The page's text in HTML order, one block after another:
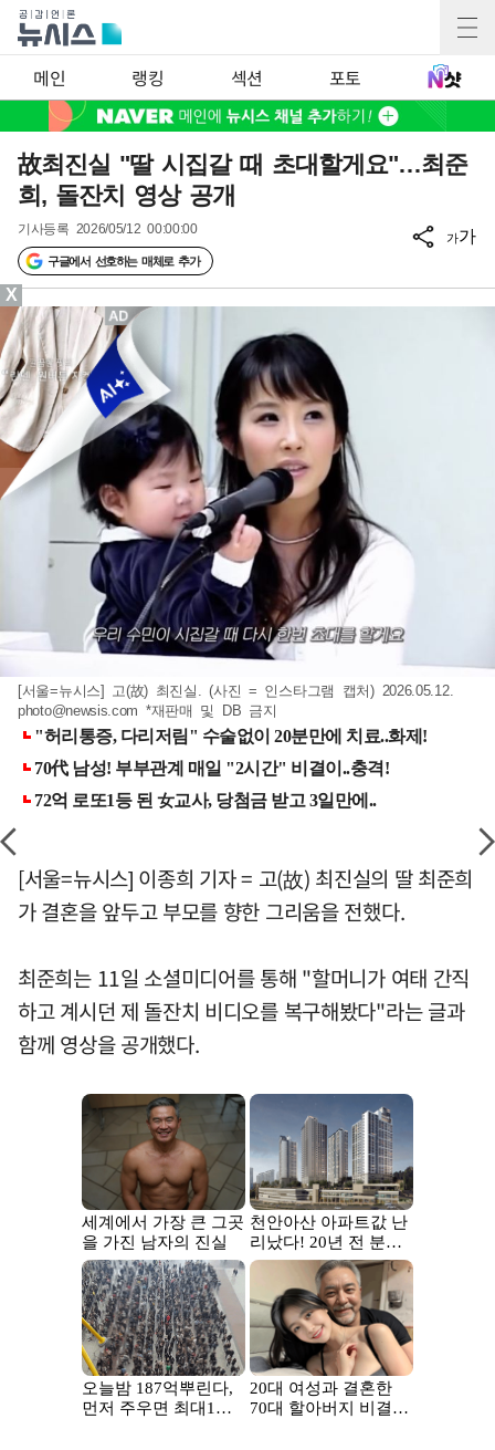
메인 랭킹 섹션 포토
故최진실 "딸 시집갈 때 초대할게요"…최준
희, 돌잔치 영상 공개
기사등록 2026/05/12 00:00:00
구글에서 선호하는 매체로 추가
가가
[서울=뉴시스] 고(故) 최진실. (사진 = 인스타그램 캡처) 2026.05.12.
photo@newsis.com *재판매 및 DB 금지
[서울=뉴시스] 이종희 기자 = 고(故) 최진실의 딸 최준희
가 결혼을 앞두고 부모를 향한 그리움을 전했다.
최준희는 11일 소셜미디어를 통해 "할머니가 여태 간직
하고 계시던 제 돌잔치 비디오를 복구해봤다"라는 글과
함께 영상을 공개했다.
X